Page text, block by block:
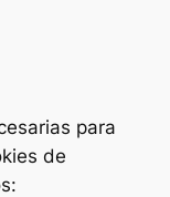
para
de